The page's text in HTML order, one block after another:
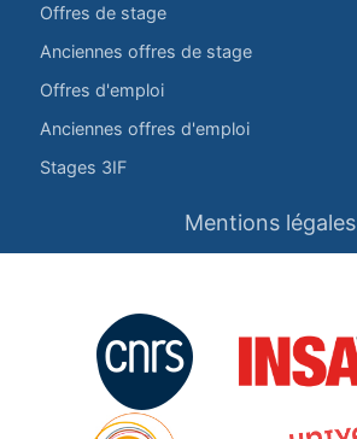
Offres de stage
Anciennes offres de stage
Offres d'emploi
Anciennes offres d'emploi
Stages 3IF
Mentions légales